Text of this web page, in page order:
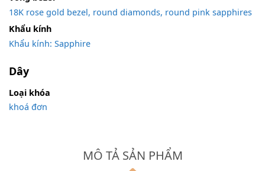
MÔ TẢ SẢN PHẨM
18K rose gold bezel, round diamonds, round pink sapphires
Khẩu kính
Khẩu kính: Sapphire
Dây
Loại khóa
khoá đơn